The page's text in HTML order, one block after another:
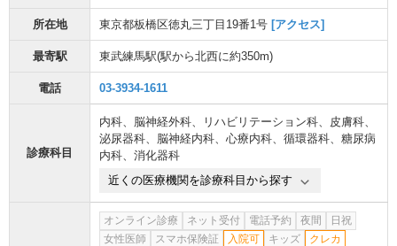
所在地 東京都板橋区徳丸三丁目19番1号 [アクセス]
最寄駅 東武練馬駅(駅から北西に約350m)
電話 03-3934-1611
診療科目
内科、 脳神経外科、 リハビリテーション科、 皮膚科、
泌尿器科、 脳神経内科、 心療内科、 循環器科、 糖尿病
内科、 消化器科
近くの医療機関を診療科目から探す
オンライン診療 ネット受付 電話予約 夜間
日祝
女性医師
スマホ保険証 入院可 キッズ
クレカ